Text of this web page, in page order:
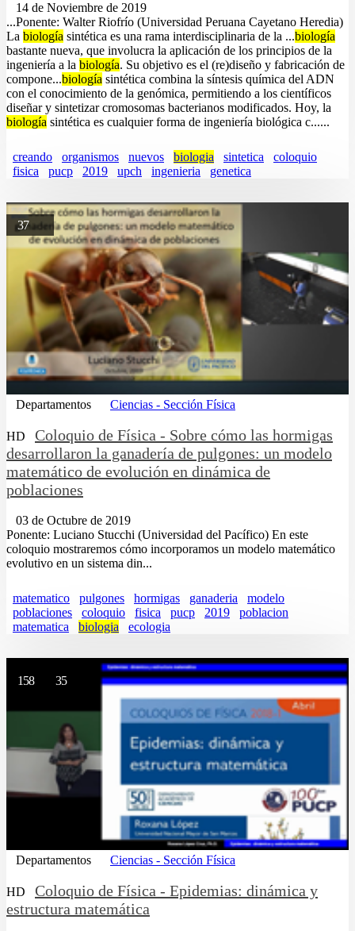
14 de Noviembre de 2019
...Ponente: Walter Riofrío (Universidad Peruana Cayetano Heredia)
La biología sintética es una rama interdisciplinaria de la ...biología
bastante nueva, que involucra la aplicación de los principios de la
ingeniería a la biología. Su objetivo es el (re)diseño y fabricación de
compone...biología sintética combina la síntesis química del ADN
con el conocimiento de la genómica, permitiendo a los científicos
diseñar y sintetizar cromosomas bacterianos modificados. Hoy, la
biología sintética es cualquier forma de ingeniería biológica c......
creando organismos nuevos biologia sintetica
coloquio
fisica
pucp 2019 upch ingenieria genetica
37
Departamentos Ciencias - Sección Física
HD
Coloquio de Física - Sobre cómo las hormigas
desarrollaron la ganadería de pulgones: un modelo
matemático de evolución en dinámica de
poblaciones
03 de Octubre de 2019
Ponente: Luciano Stucchi (Universidad del Pacífico) En este
coloquio mostraremos cómo incorporamos un modelo matemático
evolutivo en un sistema din...
matematico pulgones hormigas ganaderia
modelo
poblaciones
coloquio fisica pucp 2019
poblacion
matematica
biologia ecologia
158 35
Departamentos Ciencias - Sección Física
HD
Coloquio de Física - Epidemias: dinámica y
estructura matemática